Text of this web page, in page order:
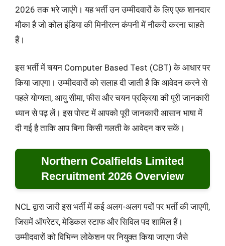
2026 तक भरे जाएंगे। यह भर्ती उन उम्मीदवारों के लिए एक शानदार
मौका है जो कोल इंडिया की मिनीरत्न कंपनी में नौकरी करना चाहते
हैं।
इस भर्ती में चयन Computer Based Test (CBT) के आधार पर
किया जाएगा। उम्मीदवारों को सलाह दी जाती है कि आवेदन करने से
पहले योग्यता, आयु सीमा, फीस और चयन प्रक्रिया की पूरी जानकारी
ध्यान से पढ़ लें। इस पोस्ट में आपको पूरी जानकारी आसान भाषा में
दी गई है ताकि आप बिना किसी गलती के आवेदन कर सकें।
Northern Coalfields Limited
Recruitment 2026 Overview
NCL द्वारा जारी इस भर्ती में कई अलग-अलग पदों पर भर्ती की जाएगी,
जिसमें ऑपरेटर, मेडिकल स्टाफ और सिविल पद शामिल हैं।
उम्मीदवारों को विभिन्न लोकेशन पर नियुक्त किया जाएगा जैसे